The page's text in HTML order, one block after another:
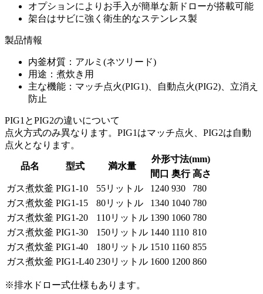
オプションによりお手入が簡単な新ドローが搭載可能
架台はサビに強く衛生的なステンレス製
製品情報
内釜材質：アルミ(ネツリード)
用途：煮炊き用
主な機能：マッチ点火(PIG1)、自動点火(PIG2)、立消え
防止
PIG1とPIG2の違いについて
点火方式のみ異なります。PIG1はマッチ点火、PIG2は自動
点火となります。
品名 型式 満水量
外形寸法(mm)
間口 奥行 高さ
ガス煮炊釜 PIG1-10 55リットル 1240 930
780
ガス煮炊釜 PIG1-15 80リットル 1340 1040 780
ガス煮炊釜 PIG1-20 110リットル 1390 1060 780
ガス煮炊釜 PIG1-30 150リットル 1440 1110 810
ガス煮炊釜 PIG1-40 180リットル 1510 1160 855
ガス煮炊釜 PIG1-L40 230リットル 1600 1200 860
※排水ドロー式仕様もあります。